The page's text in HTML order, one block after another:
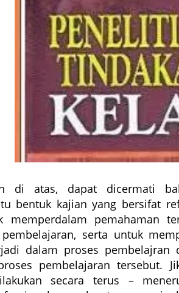
di atas, dapat dicermati
bentuk kajian yang bersifat
memperdalam pemahaman
serta untuk
dalam proses
pembelajaran tersebut.
secara terus –